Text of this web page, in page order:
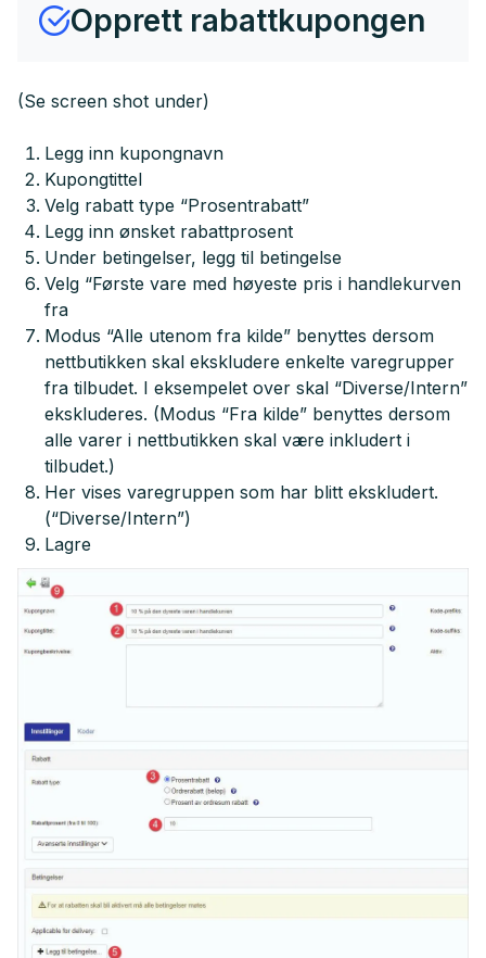
Opprett rabattkupongen
(Se screen shot under)
Legg inn kupongnavn
Kupongtittel
Velg rabatt type “Prosentrabatt”
Legg inn ønsket rabattprosent
Under betingelser, legg til betingelse
Velg “Første vare med høyeste pris i handlekurven
fra
Modus “Alle utenom fra kilde” benyttes dersom
nettbutikken skal ekskludere enkelte varegrupper
fra tilbudet. I eksempelet over skal “Diverse/Intern”
ekskluderes. (Modus “Fra kilde” benyttes dersom
alle varer i nettbutikken skal være inkludert i
tilbudet.)
Her vises varegruppen som har blitt ekskludert.
(“Diverse/Intern”)
Lagre